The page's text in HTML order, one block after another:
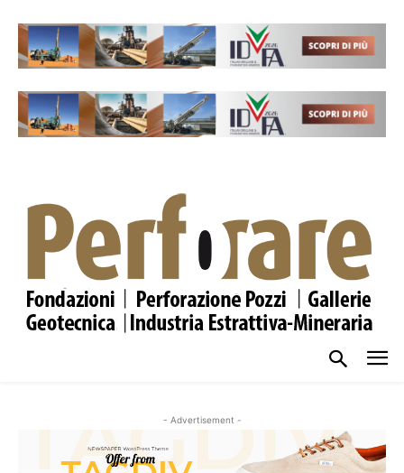
- Advertisement -